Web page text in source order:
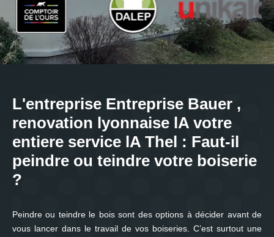
L'entreprise Entreprise Bauer ,
renovation lyonnaise lA votre
entiere service lA Thel : Faut-il
peindre ou teindre votre boiserie
?
Peindre ou teindre le bois sont des options à décider avant de
vous lancer dans le travail de vos boiseries. C’est surtout une